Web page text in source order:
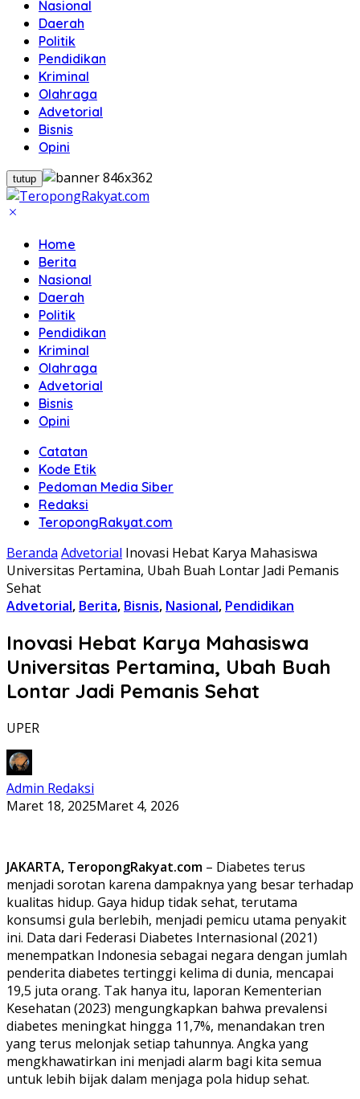
Nasional
Daerah
Politik
Pendidikan
Kriminal
Olahraga
Advetorial
Bisnis
Opini
tutup
Home
Berita
Nasional
Daerah
Politik
Pendidikan
Kriminal
Olahraga
Advetorial
Bisnis
Opini
Catatan
Kode Etik
Pedoman Media Siber
Redaksi
TeropongRakyat.com
Beranda Advetorial Inovasi Hebat Karya Mahasiswa
Universitas Pertamina, Ubah Buah Lontar Jadi Pemanis
Sehat
Advetorial, Berita, Bisnis, Nasional, Pendidikan
Inovasi Hebat Karya Mahasiswa
Universitas Pertamina, Ubah Buah
Lontar Jadi Pemanis Sehat
UPER
Admin Redaksi
Maret 18, 2025Maret 4, 2026
JAKARTA, TeropongRakyat.com – Diabetes terus
menjadi sorotan karena dampaknya yang besar terhadap
kualitas hidup. Gaya hidup tidak sehat, terutama
konsumsi gula berlebih, menjadi pemicu utama penyakit
ini. Data dari Federasi Diabetes Internasional (2021)
menempatkan Indonesia sebagai negara dengan jumlah
penderita diabetes tertinggi kelima di dunia, mencapai
19,5 juta orang. Tak hanya itu, laporan Kementerian
Kesehatan (2023) mengungkapkan bahwa prevalensi
diabetes meningkat hingga 11,7%, menandakan tren
yang terus melonjak setiap tahunnya. Angka yang
mengkhawatirkan ini menjadi alarm bagi kita semua
untuk lebih bijak dalam menjaga pola hidup sehat.